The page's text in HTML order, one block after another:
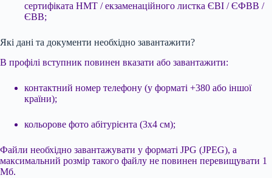
сертифіката НМТ / екзаменаційного листка ЄВІ / ЄФВВ /
ЄВВ;
Які дані та документи необхідно завантажити?
В профілі вступник повинен вказати або завантажити:
контактний номер телефону (у форматі +380 або іншої
країни);
кольорове фото абітурієнта (3х4 см);
Файли необхідно завантажувати у форматі JPG (JPEG), а
максимальний розмір такого файлу не повинен перевищувати 1
Мб.